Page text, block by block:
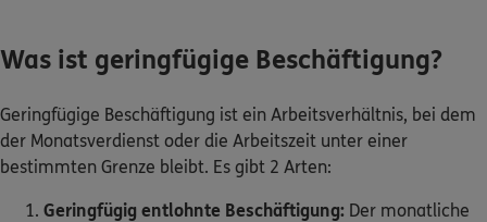
Schaden- oder Leistungsfall melden
Bequem online oder telefonisch.
0800 / 3746 095
Was ist geringfügige Beschäftigung?
Geringfügige Beschäftigung ist ein Arbeitsverhältnis, bei dem
der Monatsverdienst oder die Arbeitszeit unter einer
bestimmten Grenze bleibt. Es gibt 2 Arten:
Geringfügig entlohnte Beschäftigung: Der monatliche